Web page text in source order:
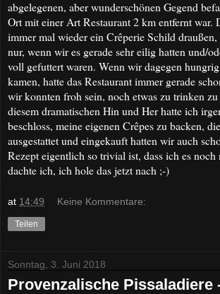
abgelegenen, aber wunderschönen Gegend
Ort mit einer Art Restaurant 2 km entfernt war.
immer mal wieder ein Crêperie Schild
nur, wenn wir es gerade sehr eilig hatten und/
voll gefuttert waren. Wenn wir dagegen
kamen, hatte das Restaurant immer gerade
wir konnten froh sein, noch etwas zu trinken
diesem dramatischen Hin und Her hatte ich
beschloss, meine eigenen Crêpes zu backen,
ausgestattet und eingekauft hatten wir auch
Rezept eigentlich so trivial ist, dass ich es noch
dachte ich, ich hole das jetzt nach ;-)
at 14:49 Keine Kommentare:
Teilen
Sonntag, 3. Juni 2018
Provenzalische Pissaladiere